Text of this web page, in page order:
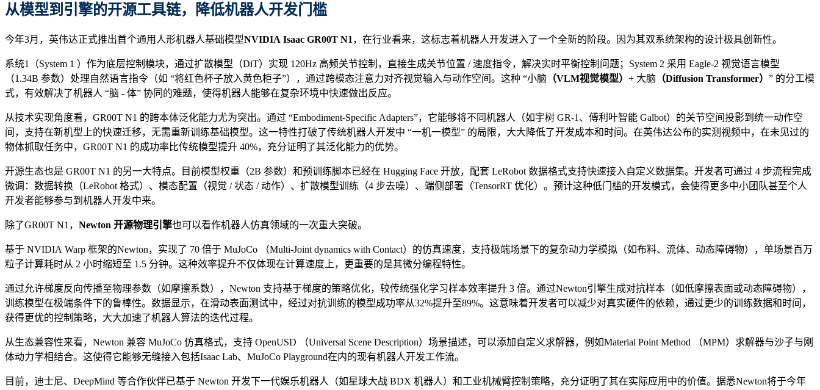
从模型到引擎的开源工具链， 降低机器人开发门槛
今年3月，英伟达正式推出首个通用人形机器人基础模型NVIDIA Isaac GR00T N1 ，在行业看来，这标志着机器人开发进入了一个全新的阶段。因为其双系统架构的设计极具创新性。
系统1（System 1 ）作为底层控制模块，通过扩散模型（DiT）实现 120Hz 高频关节控制，直接生成关节位置 / 速度指令，解决实时平衡控制问题；System 2 采用 Eagle-2 视觉语言模型
（1.34B 参数）处理自然语言指令（如 “将红色杯子放入黄色柜子”），通过跨模态注意力对齐视觉输入与动作空间。这种 “小脑 （VLM视觉模型） + 大脑 （Diffusion Transformer） ” 的分工模
式，有效解决了机器人 “脑 - 体” 协同的难题，使得机器人能够在复杂环境中快速做出反应。
从技术实现角度看，GR00T N1 的跨本体泛化能力尤为突出。通过 “Embodiment-Specific Adapters”，它能够将不同机器人（如宇树 GR-1、傅利叶智能 Galbot）的关节空间投影到统一动作空
间，支持在新机型上的快速迁移，无需重新训练基础模型。这一特性打破了传统机器人开发中 “一机一模型” 的局限，大大降低了开发成本和时间。在英伟达公布的实测视频中，在未见过的
物体抓取任务中，GR00T N1 的成功率比传统模型提升 40%，充分证明了其泛化能力的优势。
开源生态也是 GR00T N1 的另一大特点。目前模型权重（2B 参数）和预训练脚本已经在 Hugging Face 开放，配套 LeRobot 数据格式支持快速接入自定义数据集。开发者可通过 4 步流程完成
微调：数据转换（LeRobot 格式）、模态配置（视觉 / 状态 / 动作）、扩散模型训练（4 步去噪）、端侧部署（TensorRT 优化）。预计这种低门槛的开发模式，会使得更多中小团队甚至个人
开发者能够参与到机器人开发中来。
除了GR00T N1， Newton 开源物理引擎也可以看作机器人仿真领域的一次重大突破。
基于 NVIDIA Warp 框架的Newton，实现了 70 倍于 MuJoCo （Multi-Joint dynamics with Contact）的仿真速度，支持极端场景下的复杂动力学模拟（如布料、流体、动态障碍物），单场景百万
粒子计算耗时从 2 小时缩短至 1.5 分钟。这种效率提升不仅体现在计算速度上，更重要的是其微分编程特性。
通过允许梯度反向传播至物理参数（如摩擦系数），Newton 支持基于梯度的策略优化，较传统强化学习样本效率提升 3 倍。通过Newton引擎生成对抗样本（如低摩擦表面或动态障碍物），
训练模型在极端条件下的鲁棒性。数据显示，在滑动表面测试中，经过对抗训练的模型成功率从32%提升至89%。这意味着开发者可以减少对真实硬件的依赖，通过更少的训练数据和时间，
获得更优的控制策略，大大加速了机器人算法的迭代过程。
从生态兼容性来看，Newton 兼容 MuJoCo 仿真格式，支持 OpenUSD （Universal Scene Description）场景描述，可以添加自定义求解器，例如Material Point Method （MPM）求解器与沙子与刚
体动力学相结合。这使得它能够无缝接入包括Isaac Lab、MuJoCo Playground在内的现有机器人开发工作流。
目前，迪士尼、DeepMind 等合作伙伴已基于 Newton 开发下一代娱乐机器人（如星球大战 BDX 机器人）和工业机械臂控制策略，充分证明了其在实际应用中的价值。据悉Newton将于今年